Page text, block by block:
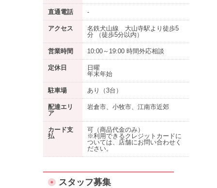
直通電話 -
アクセス
名鉄犬山線 大山寺駅より徒歩5
分 （徒歩5分以内）
営業時間 10:00～19:00 時間外応相談
定休日
日曜
年末年始
駐車場 あり （3台）
配達エリ
ア
岩倉市、小牧市、江南市近郊
カード支
払
可（商品代金のみ）
※利用できるクレジットカードに
ついては、店舗にお問い合わせく
ださい。
スタッフ募集